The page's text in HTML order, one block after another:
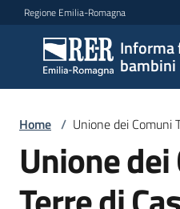
Vai al contenuto
Vai alla navigazione
Vai al footer
Regione Emilia-Romagna
Informa
bambini
Informa
famiglie
e
bambini
Argomenti
Home / Unione dei Comuni
Unione